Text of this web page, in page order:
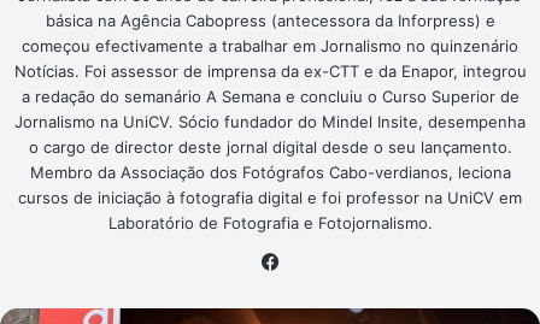
básica na Agência Cabopress (antecessora da Inforpress) e
começou efectivamente a trabalhar em Jornalismo no quinzenário
Notícias. Foi assessor de imprensa da ex-CTT e da Enapor, integrou
a redação do semanário A Semana e concluiu o Curso Superior de
Jornalismo na UniCV. Sócio fundador do Mindel Insite, desempenha
o cargo de director deste jornal digital desde o seu lançamento.
Membro da Associação dos Fotógrafos Cabo-verdianos, leciona
cursos de iniciação à fotografia digital e foi professor na UniCV em
Laboratório de Fotografia e Fotojornalismo.